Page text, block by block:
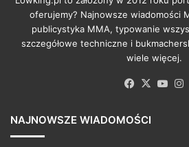
oferujemy? Najnowsze wiadomości
publicystyka MMA, typowanie
szczegółowe techniczne i
wiele więcej.
Facebook
X
NAJNOWSZE WIADOMOŚCI